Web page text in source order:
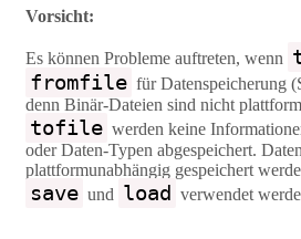
Vorsicht:
Es können Probleme auftreten, wenn
fromfile für Datenspeicherung
denn Binär-Dateien sind nicht
tofile werden keine
oder Daten-Typen abgespeichert.
plattformunabhängig gespeichert
save und load verwendet